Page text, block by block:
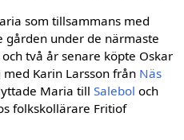
som till­sammans med
gården under de närmaste
två år senare köpte Oskar
Karin Larsson från Näs
Maria till Salebol och
folkskollärare Fritiof